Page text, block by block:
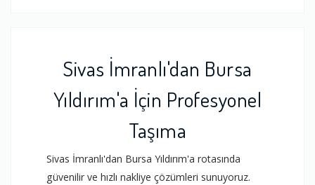
Sivas İmranlı'dan Bursa
Yıldırım'a İçin Profesyonel
Taşıma
Sivas İmranlı'dan Bursa Yıldırım'a rotasında
güvenilir ve hızlı nakliye çözümleri sunuyoruz.